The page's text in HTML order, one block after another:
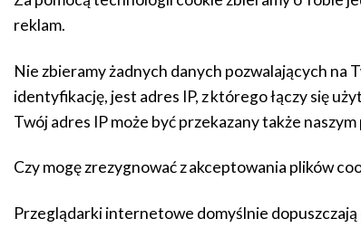
reklam.
Nie zbieramy żadnych danych pozwalających na
identyfikację, jest adres IP, z którego łączy się
Twój adres IP może być przekazany także
Czy mogę zrezygnować z akceptowania plików
Przeglądarki internetowe domyślnie